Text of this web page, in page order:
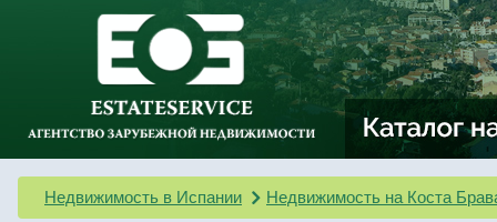
Недвижимость в Испании Недвижимость на Коста